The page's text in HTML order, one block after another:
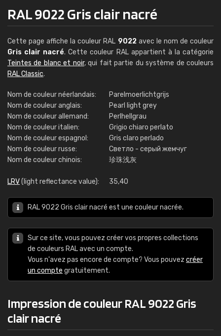
RAL 9022 Gris clair nacré
Cette page affiche la couleur RAL 9022avec le nom de couleur
Gris clair nacré. Cette couleur RAL appartient à la catégorie
Teintes de blanc et noir, qui fait partie du système de couleurs
RAL Classic.
Nom de couleur néerlandais:
Parelmoerlichtgrijs
Nom de couleur anglais:
Pearl light grey
Nom de couleur allemand:
Perlhellgrau
Nom de couleur italien:
Grigio chiaro perlato
Nom de couleur espagnol:
Gris claro perlado
Nom de couleur russe:
Светло - серый жемчуг
Nom de couleur chinois:
珍珠浅灰
LRV(light reflectance value): 35,40
RAL 9022 Gris clair nacré est une couleur nacrée.
Sur ce site, vous pouvez créer vos propres collections
de couleurs RAL avec un compte.
Vous n'avez pas encore de compte? Vous pouvez créer
un compte gratuitement.
Impression de couleur RAL 9022 Gris
clair nacré